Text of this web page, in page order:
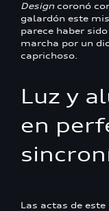
Design coronó
galardón este
parece haber
marcha por un
caprichoso.
Luz y
en
Las actas de